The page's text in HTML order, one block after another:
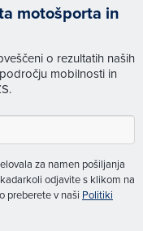
motošporta in
o rezultatih naših
mobilnosti in
za namen pošiljanja
odjavite s klikom na
preberete v naši Politiki